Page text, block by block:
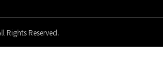
Rights Reserved.